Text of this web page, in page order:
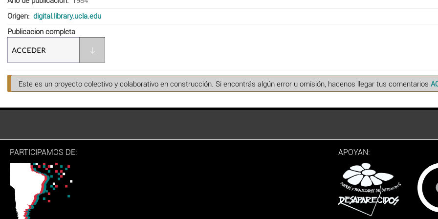
Origen
digital.library.ucla.edu
Publicacion completa
Este es un proyecto colectivo y colaborativo en construcción. Si encontrás algún error u omisión, hacenos llegar tus comentarios
PARTICIPAMOS DE: APOYAN: